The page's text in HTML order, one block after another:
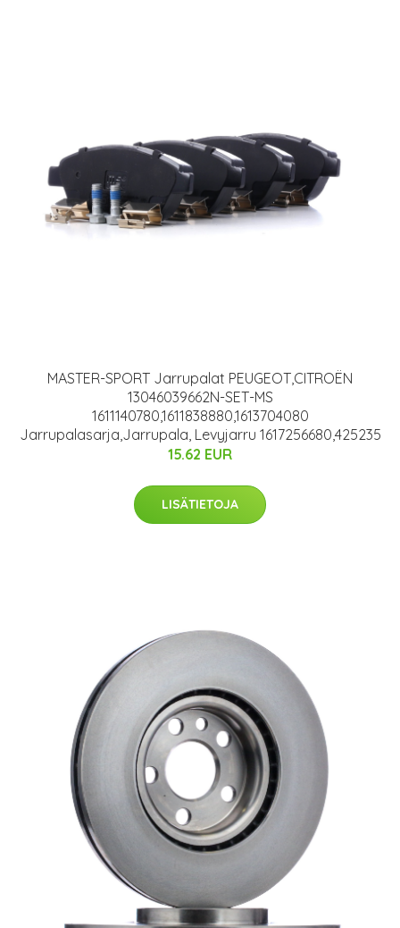
MASTER-SPORT Jarrupalat PEUGEOT,CITROËN
13046039662N-SET-MS
1611140780,1611838880,1613704080
Jarrupalasarja,Jarrupala, Levyjarru 1617256680,425235
15.62 EUR
LISÄTIETOJA